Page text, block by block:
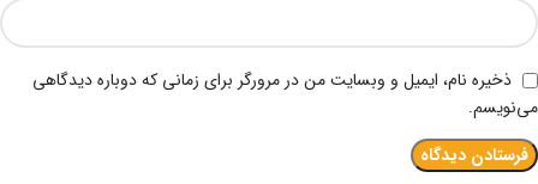
ذخیره نام، ایمیل و وبسایت من در مرورگر برای زمانی که دوباره دیدگاهی
می‌نویسم.